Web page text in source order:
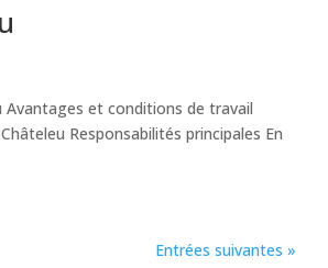
et conditions de travail
Responsabilités principales En
Entrées suivantes »